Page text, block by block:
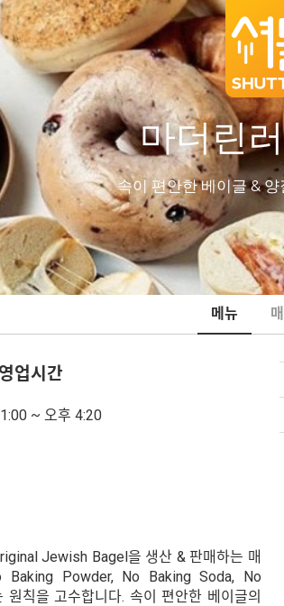
마더린
속이 편안한 베이글 & 양
메뉴
업시간
~ 오후 4:20
Jewish Bagel을 생산 & 판매하는 매
Baking Powder, No Baking Soda, No
칙을 고수합니다. 속이 편안한 베이글의